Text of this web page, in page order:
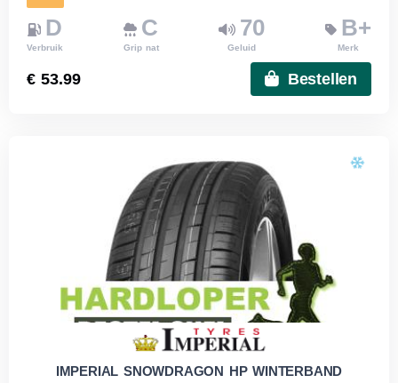
D
Verbruik
C
Grip nat
70
Geluid
B+
Merk
€ 53.99 Bestellen
IMPERIAL SNOWDRAGON HP WINTERBAND